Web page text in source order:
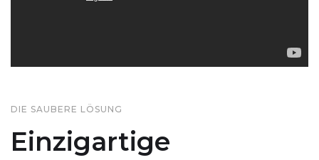
DIE SAUBERE LÖSUNG
Einzigartige